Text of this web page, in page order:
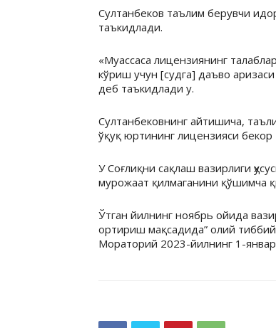
Султанбеков таълим берувчи
таъкидлади.
«Муассаса лицензиянинг
кўриш учун [судга] даъво
деб таъкидлади у.
Султанбековнинг айтишича,
ўқуқ юртининг лицензияси бекор
У Соғлиқни сақлаш вазирлиги
мурожаат қилмаганини қўшимча
Ўтган йилнинг ноябрь ойида
ортириш мақсадида” олий
Мораторий 2023-йилнинг 1-